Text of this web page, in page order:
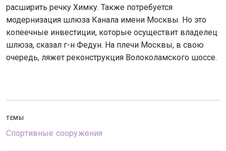
расширить речку Химку. Также потребуется
модернизация шлюза Канала имени Москвы. Но это
копеечные инвестиции, которые осуществит владелец
шлюза, сказал г-н Федун. На плечи Москвы, в свою
очередь, ляжет рекон­струкция Волоколамского шоссе.
ТЕМЫ
Спортивные сооружения